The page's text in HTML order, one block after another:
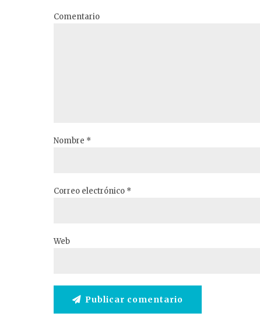
Comentario
Nombre *
Correo electrónico *
Web
Publicar comentario